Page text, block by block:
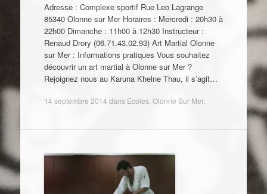
Adresse : Complexe sportif Rue Leo Lagrange
85340 Olonne sur Mer Horaires : Mercredi : 20h30 à
22h00 Dimanche : 11h00 à 12h30 Instructeur :
Renaud Drory (06.71.43.02.93) Art Martial Olonne
sur Mer : Informations pratiques Vous souhaitez
découvrir un art martial à Olonne sur Mer ?
Rejoignez nous au Karuna Khelne Thau, il s’agit…
14 septembre 2014 dans Ecoles, Olonne Sur Mer.